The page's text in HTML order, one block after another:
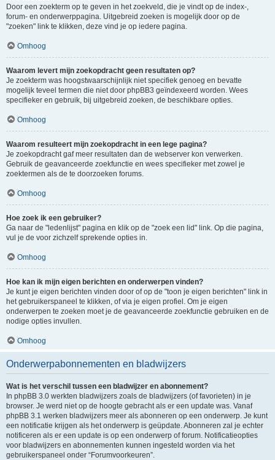
Door een zoekterm op te geven in het zoekveld, die je vindt op de index-,
forum- en onderwerppagina. Uitgebreid zoeken is mogelijk door op de
"zoeken" link te klikken, deze vind je op iedere pagina.
Omhoog
Waarom levert mijn zoekopdracht geen resultaten op?
Je zoekterm was hoogstwaarschijnlijk niet specifiek genoeg en bevatte
mogelijk teveel termen die niet door phpBB3 geïndexeerd worden. Wees
specifieker en gebruik, bij uitgebreid zoeken, de beschikbare opties.
Omhoog
Waarom resulteert mijn zoekopdracht in een lege pagina?
Je zoekopdracht gaf meer resultaten dan de webserver kon verwerken.
Gebruik de geavanceerde zoekfunctie en wees specifieker met zowel je
zoektermen als de te doorzoeken forums.
Omhoog
Hoe zoek ik een gebruiker?
Ga naar de "ledenlijst" pagina en klik op de "zoek een lid" link. Op die pagina,
vul je de voor zichzelf sprekende opties in.
Omhoog
Hoe kan ik mijn eigen berichten en onderwerpen vinden?
Je kunt je eigen berichten vinden door of op de "toon je eigen berichten" link in
het gebruikerspaneel te klikken, of via je eigen profiel. Om je eigen
onderwerpen te zoeken moet je de geavanceerde zoekfunctie gebruiken en de
nodige opties invullen.
Omhoog
Onderwerpabonnementen en bladwijzers
Wat is het verschil tussen een bladwijzer en abonnement?
In phpBB 3.0 werkten bladwijzers zoals de bladwijzers (of favorieten) in je
browser. Je werd niet op de hoogte gebracht als er een update was. Vanaf
phpBB 3.1 werken bladwijzers meer als abonneren op een onderwerp. Je kunt
een notificatie krijgen als het onderwerp is geüpdate. Abonneren zal je echter
notificeren als er een update is op een onderwerp of forum. Notificatieopties
voor bladwijzers en abonnementen kunnen ingesteld worden via het
gebruikerspaneel onder “Forumvoorkeuren”.